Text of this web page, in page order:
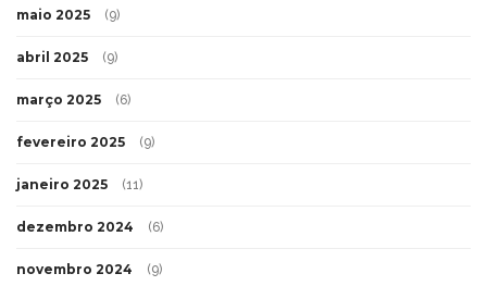
maio 2025 (9)
abril 2025 (9)
março 2025 (6)
fevereiro 2025 (9)
janeiro 2025 (11)
dezembro 2024 (6)
novembro 2024 (9)